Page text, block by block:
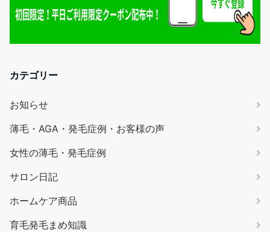
カテゴリー
お知らせ
薄毛・AGA・発毛症例・お客様の声
女性の薄毛・発毛症例
サロン日記
ホームケア商品
育毛発毛まめ知識